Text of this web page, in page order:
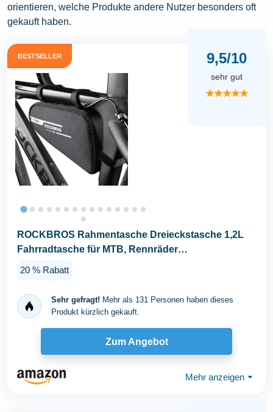
orientieren, welche Produkte andere Nutzer besonders oft
gekauft haben.
BESTSELLER 9,5/10
sehr gut
★★★★★
ROCKBROS Rahmentasche Dreieckstasche 1,2L
Fahrradtasche für MTB, Rennräder
20 % Rabatt
Sehr gefragt! Mehr als 131 Personen haben dieses
Produkt kürzlich gekauft.
Zum Angebot
Mehr anzeigen ⏷